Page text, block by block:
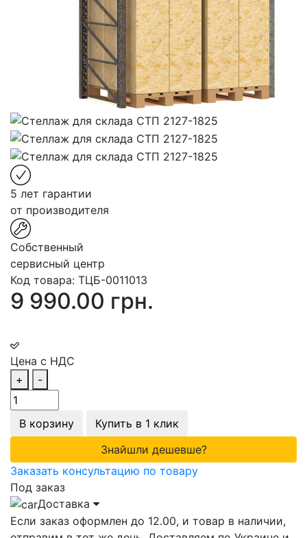
5 лет гарантии
от производителя
Собственный
сервисный центр
Код товара: ТЦБ-0011013
9 990.00 грн.
Цена с НДС
+
-
В корзину
Купить в 1 клик
Знайшли дешевше?
Заказать консультацию по товару
Под заказ
Доставка
Если заказ оформлен до 12.00, и товар в наличии,